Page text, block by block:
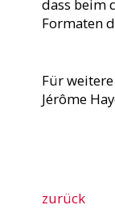
dass beim
Formaten
Für
Jérôme
zurück